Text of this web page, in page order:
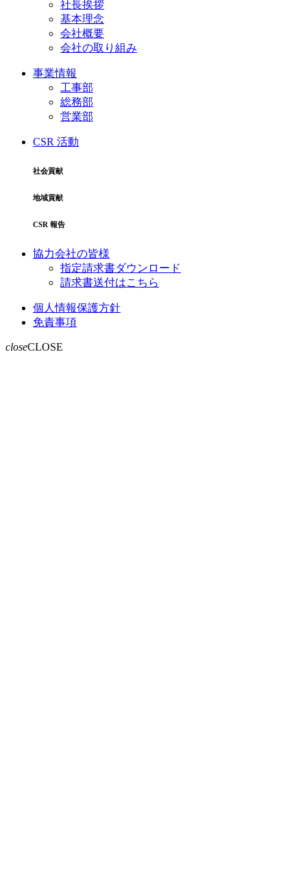
社長挨拶
基本理念
会社概要
会社の取り組み
事業情報
工事部
総務部
営業部
CSR 活動
社会貢献
地域貢献
CSR 報告
協力会社の皆様
指定請求書ダウンロード
請求書送付はこちら
個人情報保護方針
免責事項
closeCLOSE